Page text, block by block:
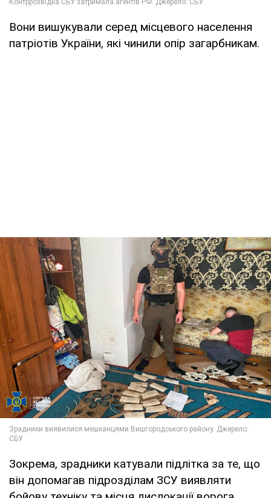
Вони вишукували серед місцевого населення
патріотів України, які чинили опір загарбникам.
Зокрема, зрадники катували підлітка за те, що
він допомагав підрозділам ЗСУ виявляти